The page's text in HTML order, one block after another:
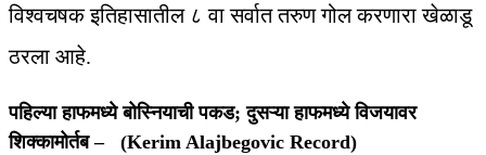
विश्वचषक इतिहासातील ८ वा सर्वात तरुण गोल करणारा खेळाडू
ठरला आहे.
पहिल्या हाफमध्ये बोस्नियाची पकड; दुसऱ्या हाफमध्ये विजयावर
शिक्कामोर्तब – (Kerim Alajbegovic Record)